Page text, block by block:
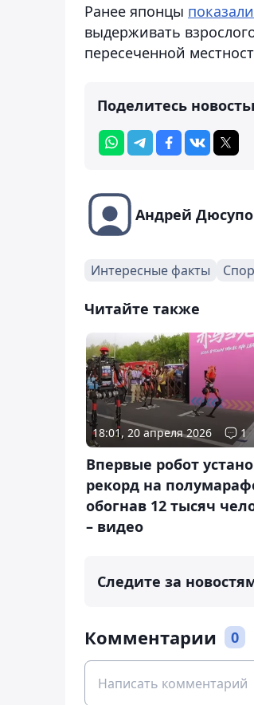
Ранее японцы показали
выдерживать
пересеченной
Поделитесь
Андрей
Интересные факты
Читайте также
18:01, 20 апреля 2026 1
Впервые робот
рекорд на
обогнав 12 тысяч
– видео
Следите за
Комментарии 0